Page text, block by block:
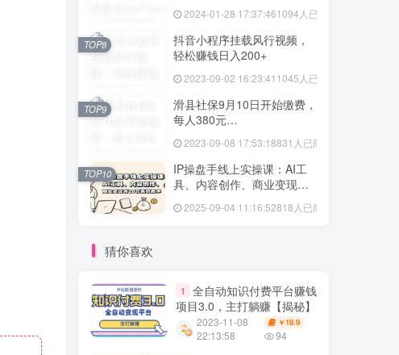
2024-01-28 17:37:461094人已阅读
抖音小程序挂载风行视频，
轻松赚钱日入200+
2023-09-02 16:23:41 1045人已阅读
TOP8
滑县社保9月10日开始缴费，
每人380元…
2023-09-08 17:53:18831人已阅读
TOP9
IP操盘手线上实操课：AI工
具、内容创作、商业变现等
2025-09-04 11:16:52818人已阅读
TOP10
猜你喜欢
1
全自动知识付费平台赚钱
项目3.0，主打躺赚【揭秘】
2023-11-08
22:13:58
￥ 19.9
94